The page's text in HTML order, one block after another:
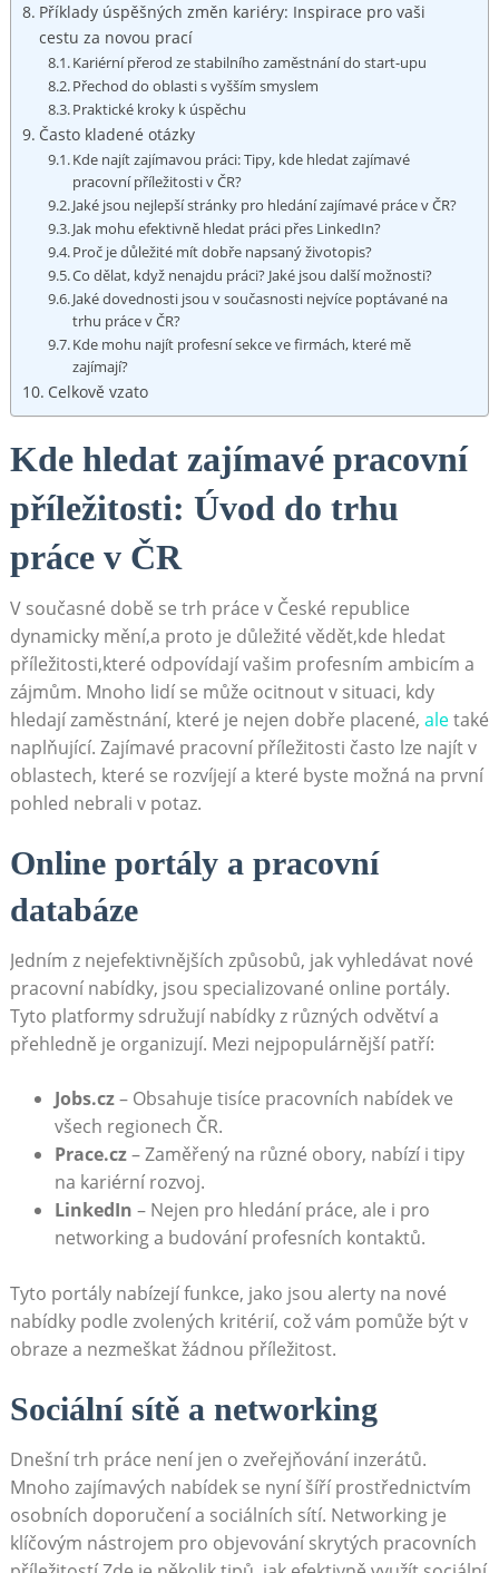
Příklady úspěšných ​změn kariéry:⁤ Inspirace pro⁣ vaši
cestu za novou ⁤prací
Kariérní přerod ze⁢ stabilního zaměstnání⁤ do start-upu
Přechod do oblasti s vyšším smyslem
Praktické ⁤kroky k úspěchu
Často kladené otázky
Kde najít zajímavou práci: Tipy, kde hledat zajímavé
pracovní⁢ příležitosti v ČR?
Jaké jsou nejlepší stránky‍ pro hledání zajímavé práce v ČR?
Jak mohu ⁤efektivně hledat práci ⁢přes LinkedIn?
Proč je důležité mít ⁤dobře napsaný životopis?
Co dělat, když nenajdu práci?⁢ Jaké jsou další možnosti?
Jaké ⁣dovednosti jsou v současnosti nejvíce poptávané na
‌trhu práce v ČR?
Kde mohu najít ‍profesní sekce ve‍ firmách,‌ které ​mě‌
zajímají?
Celkově‌ vzato
Kde hledat zajímavé​ pracovní
příležitosti: Úvod do trhu ​
práce v ČR
V současné době ⁢se ‌trh ⁢práce v České republice⁣
dynamicky mění,a proto je důležité vědět,kde hledat
příležitosti,které‌ odpovídají vašim profesním ambicím⁤ a
zájmům. ‌Mnoho lidí se může ocitnout v situaci, kdy
hledají zaměstnání, které je nejen dobře placené, aletaké​
naplňující. Zajímavé pracovní ‌příležitosti ​často lze najít v
oblastech, které se rozvíjejí a které byste možná ‌na první⁤
pohled nebrali v potaz.
Online portály a pracovní
databáze
Jedním z nejefektivnějších ⁤způsobů, jak vyhledávat nové
pracovní nabídky, ⁢jsou specializované online portály.
Tyto platformy sdružují nabídky z různých odvětví a
přehledně je⁣ organizují. Mezi nejpopulárnější patří:
Jobs.cz– Obsahuje ⁣tisíce pracovních⁤ nabídek ve
všech regionech ČR.
Prace.cz– Zaměřený na různé obory, nabízí i tipy
na kariérní rozvoj.
LinkedIn – Nejen⁢ pro hledání práce,​ ale i pro
networking a budování‍ profesních kontaktů.
Tyto portály nabízejí funkce, ‍jako jsou alerty na nové ​
nabídky podle zvolených kritérií, což vám pomůže být v​
obraze a nezmeškat žádnou⁤ příležitost.
Sociální⁢ sítě a networking
Dnešní trh práce není jen o zveřejňování inzerátů.
‍Mnoho zajímavých nabídek se nyní šíří prostřednictvím
osobních doporučení a sociálních⁣ sítí. Networking je
klíčovým⁤ nástrojem pro objevování ⁣skrytých pracovních